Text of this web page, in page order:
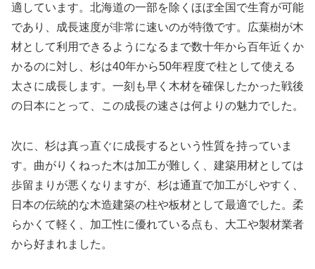
適しています。北海道の一部を除くほぼ全国で生育が可能
であり、成長速度が非常に速いのが特徴です。広葉樹が木
材として利用できるようになるまで数十年から百年近くか
かるのに対し、杉は40年から50年程度で柱として使える
太さに成長します。一刻も早く木材を確保したかった戦後
の日本にとって、この成長の速さは何よりの魅力でした。
次に、杉は真っ直ぐに成長するという性質を持っていま
す。曲がりくねった木は加工が難しく、建築用材としては
歩留まりが悪くなりますが、杉は通直で加工がしやすく、
日本の伝統的な木造建築の柱や板材として最適でした。柔
らかくて軽く、加工性に優れている点も、大工や製材業者
から好まれました。